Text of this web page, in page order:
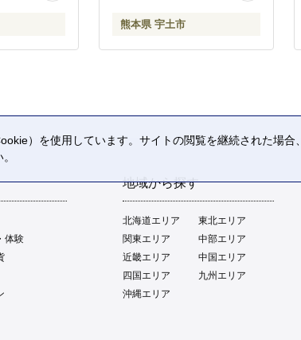
熊本県 宇土市
体験
地域から探す
北海道エリア
東北エリア
関東エリア
中部エリア
近畿エリア
中国エリア
四国エリア
九州エリア
沖縄エリア
）を使用しています。サイトの閲覧を継続された場合